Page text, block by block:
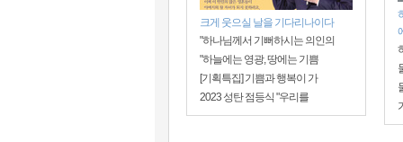
크게 웃으실 날을 기다리나이다
"하나님께서 기뻐하시는 의인의
"하늘에는 영광, 땅에는 기쁨
[기획특집] 기쁨과 행복이 가
2023 성탄 점등식 "우리를